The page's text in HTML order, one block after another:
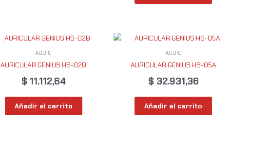
AUDIO
AURICULAR GENIUS HS-02B
$ 11.112,64
Añadir al carrito
AUDIO
AURICULAR GENIUS HS-05A
$ 32.931,36
Añadir al carrito